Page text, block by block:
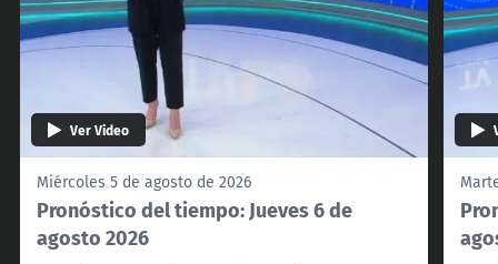
Ver Video
Miércoles 5 de agosto de 2026
Pronóstico del tiempo: Jueves 6 de
agosto 2026